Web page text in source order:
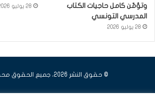
وتؤمّن كامل حاجيات الكتاب
المدرسي التونسي
28 يوليو 2026
28 يوليو 2026
© حقوق النشر 2026، جميع الحقوق محفوظة